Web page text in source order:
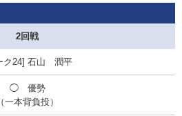
2回戦
石山 潤平
◯優勢
（一本背負投）